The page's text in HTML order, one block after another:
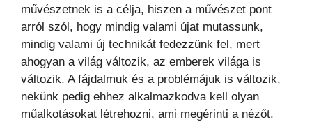
művészetnek is a célja, hiszen a művészet pont
arról szól, hogy mindig valami újat mutassunk,
mindig valami új technikát fedezzünk fel, mert
ahogyan a világ változik, az emberek világa is
változik. A fájdalmuk és a problémájuk is változik,
nekünk pedig ehhez alkalmazkodva kell olyan
műalkotásokat létrehozni, ami megérinti a nézőt.